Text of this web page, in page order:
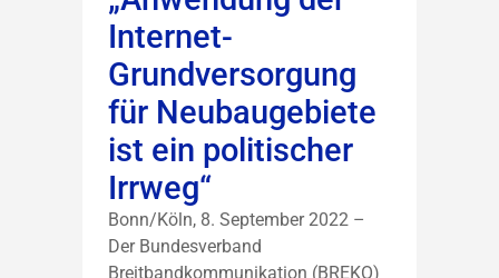
Internet-
Grundversorgung
für Neubaugebiete
ist ein politischer
Irrweg“
Bonn/Köln, 8. September 2022 –
Der Bundesverband
Breitbandkommunikation (BREKO)